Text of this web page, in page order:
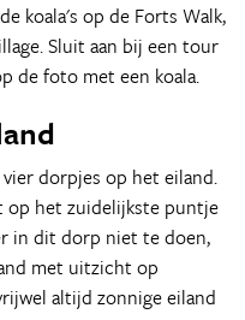
koala's op de Forts Walk,
Sluit aan bij een tour
de foto met een koala.
dorpjes op het eiland.
op het zuidelijkste puntje
in dit dorp niet te doen,
met uitzicht op
altijd zonnige eiland